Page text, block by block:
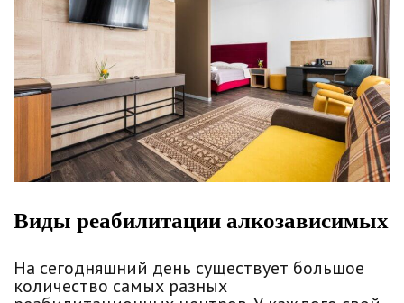
Виды реабилитации алкозависимых
На сегодняшний день существует большое
количество самых разных